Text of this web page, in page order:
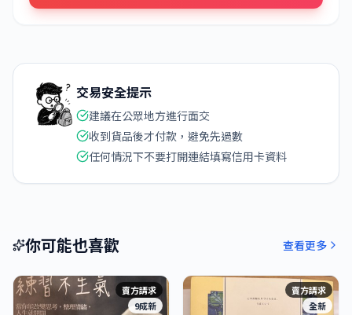
交易安全提示
建議在公眾地方進行面交
收到貨品後才付款，避免先過數
任何情況下不要打開連結填寫信用卡資料
你可能也喜歡 查看更多
賣方請求
9成新
賣方請求
全新